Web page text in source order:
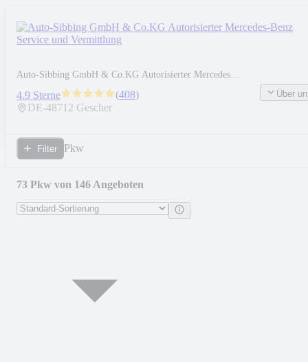
Auto-Sibbing GmbH & Co.KG Autorisierter Mercedes-
Benz Service und Vermittlung
4.9 Sterne (408)
DE-48712 Gescher
Über
Filter Pkw
73 Pkw von 146 Angeboten